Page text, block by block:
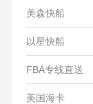
美森快船
以星快船
FBA专线直送
美国海卡